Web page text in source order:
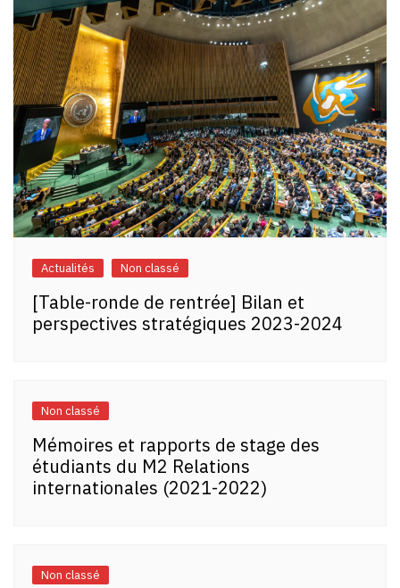
Actualités Non classé
[Table-ronde de rentrée] Bilan et
perspectives stratégiques 2023-2024
Non classé
Mémoires et rapports de stage des
étudiants du M2 Relations
internationales (2021-2022)
Non classé